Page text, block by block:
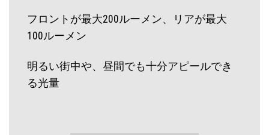
フロントが最大200ルーメン、リアが最大
100ルーメン
明るい街中や、昼間でも十分アピールでき
る光量